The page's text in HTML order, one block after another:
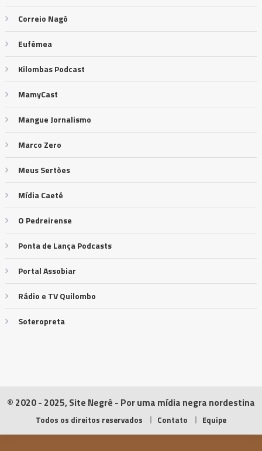
Correio Nagô
Eufêmea
Kilombas Podcast
MamyCast
Mangue Jornalismo
Marco Zero
Meus Sertões
Mídia Caeté
O Pedreirense
Ponta de Lança Podcasts
Portal Assobiar
Rádio e TV Quilombo
Soteropreta
© 2020 - 2025, Site Negrê - Por uma mídia negra nordestina
Todos os direitos reservados Contato Equipe